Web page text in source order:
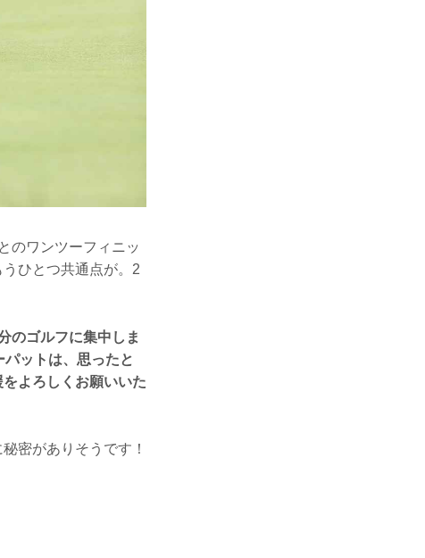
のワンツーフィニッ
ひとつ共通点が。2
のゴルフに集中しま
ットは、思ったと
よろしくお願いいた
密がありそうです！